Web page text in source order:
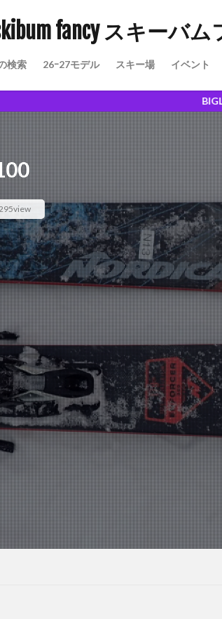
fancy スキーバ
さ
検索 26ｰ27モデル スキー場 イベント
BIGLOBEリブログ閉鎖